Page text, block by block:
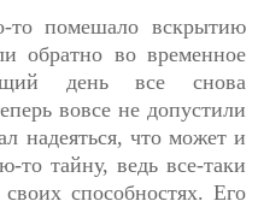
помешало вскрытию
обратно во временное
день все снова
вовсе не допустили
надеяться, что может и
то тайну, ведь все-таки
способностях. Его